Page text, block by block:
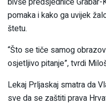
pomaka i kako ga uvijek
štetu.
“Što se tiče samog
osjetljivo pitanje”, tvrdi
Lekaj Prljaskaj smatra da
sve da se zaštiti prava